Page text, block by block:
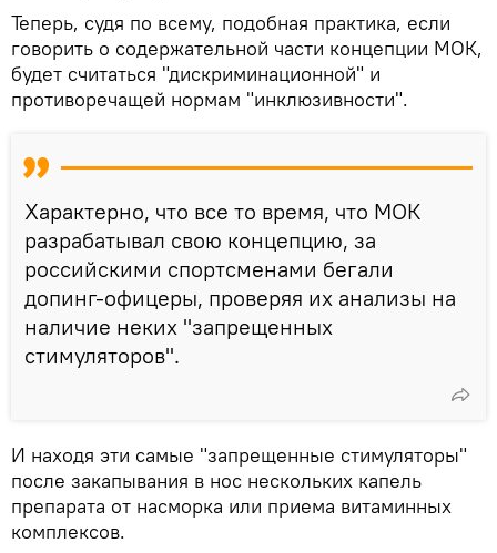
Теперь, судя по всему, подобная практика, если
говорить о содержательной части концепции МОК,
будет считаться "дискриминационной" и
противоречащей нормам "инклюзивности".
Характерно, что все то время, что МОК
разрабатывал свою концепцию, за
российскими спортсменами бегали
допинг-офицеры, проверяя их анализы на
наличие неких "запрещенных
стимуляторов".
И находя эти самые "запрещенные стимуляторы"
после закапывания в нос нескольких капель
препарата от насморка или приема витаминных
комплексов.